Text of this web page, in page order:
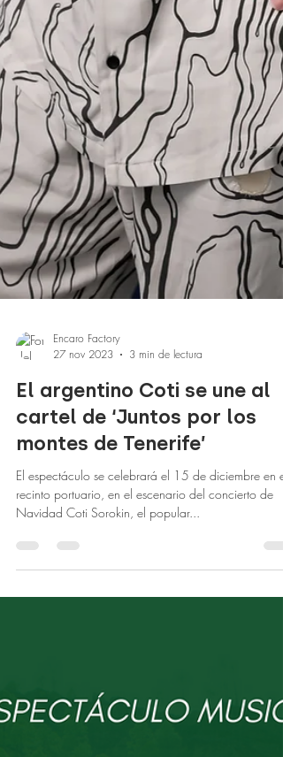
Encaro Factory
27 nov 2023
3 min de lectura
El argentino Coti se une al
cartel de ‘Juntos por los
montes de Tenerife’
recinto portuario, en el escenario del concierto de
Navidad Coti Sorokin, el popular...